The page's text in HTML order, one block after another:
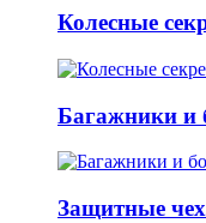
Колесные
Багажники и
Защитные